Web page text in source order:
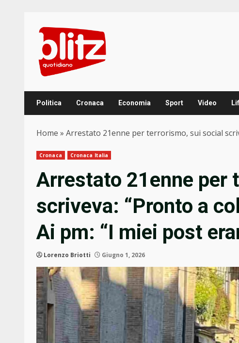
content
Politica Cronaca Economia Sport Video
Home » Arrestato 21enne per terrorismo, sui social
Cronaca Cronaca Italia
Arrestato 21enne per
scriveva: “Pronto a
Ai pm: “I miei post
Lorenzo Briotti Giugno 1, 2026